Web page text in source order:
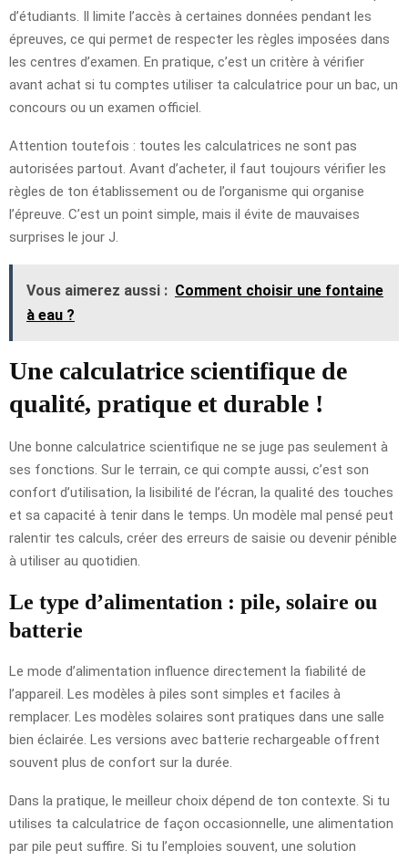
d’étudiants. Il limite l’accès à certaines données pendant les
épreuves, ce qui permet de respecter les règles imposées dans
les centres d’examen. En pratique, c’est un critère à vérifier
avant achat si tu comptes utiliser ta calculatrice pour un bac, un
concours ou un examen officiel.
Attention toutefois : toutes les calculatrices ne sont pas
autorisées partout. Avant d’acheter, il faut toujours vérifier les
règles de ton établissement ou de l’organisme qui organise
l’épreuve. C’est un point simple, mais il évite de mauvaises
surprises le jour J.
Vous aimerez aussi : Comment choisir une fontaine
à eau ?
Une calculatrice scientifique de
qualité, pratique et durable !
Une bonne calculatrice scientifique ne se juge pas seulement à
ses fonctions. Sur le terrain, ce qui compte aussi, c’est son
confort d’utilisation, la lisibilité de l’écran, la qualité des touches
et sa capacité à tenir dans le temps. Un modèle mal pensé peut
ralentir tes calculs, créer des erreurs de saisie ou devenir pénible
à utiliser au quotidien.
Le type d’alimentation : pile, solaire ou
batterie
Le mode d’alimentation influence directement la fiabilité de
l’appareil. Les modèles à piles sont simples et faciles à
remplacer. Les modèles solaires sont pratiques dans une salle
bien éclairée. Les versions avec batterie rechargeable offrent
souvent plus de confort sur la durée.
Dans la pratique, le meilleur choix dépend de ton contexte. Si tu
utilises ta calculatrice de façon occasionnelle, une alimentation
par pile peut suffire. Si tu l’emploies souvent, une solution